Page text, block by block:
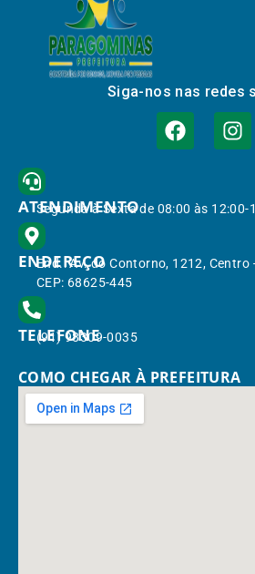
Siga-nos nas redes
ATENDIMENTO
Segunda à Sexta de 08:00 às 12:00-
ENDEREÇO
End.: Av. do Contorno, 1212,
CEP: 68625-445
TELEFONE
(91) 98309-0035
COMO CHEGAR À PREFEITURA